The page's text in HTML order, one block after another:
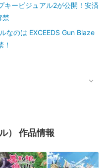
キービジュアル2が公開！安済
禁
なのは EXCEEDS Gun Blaze
） 作品情報